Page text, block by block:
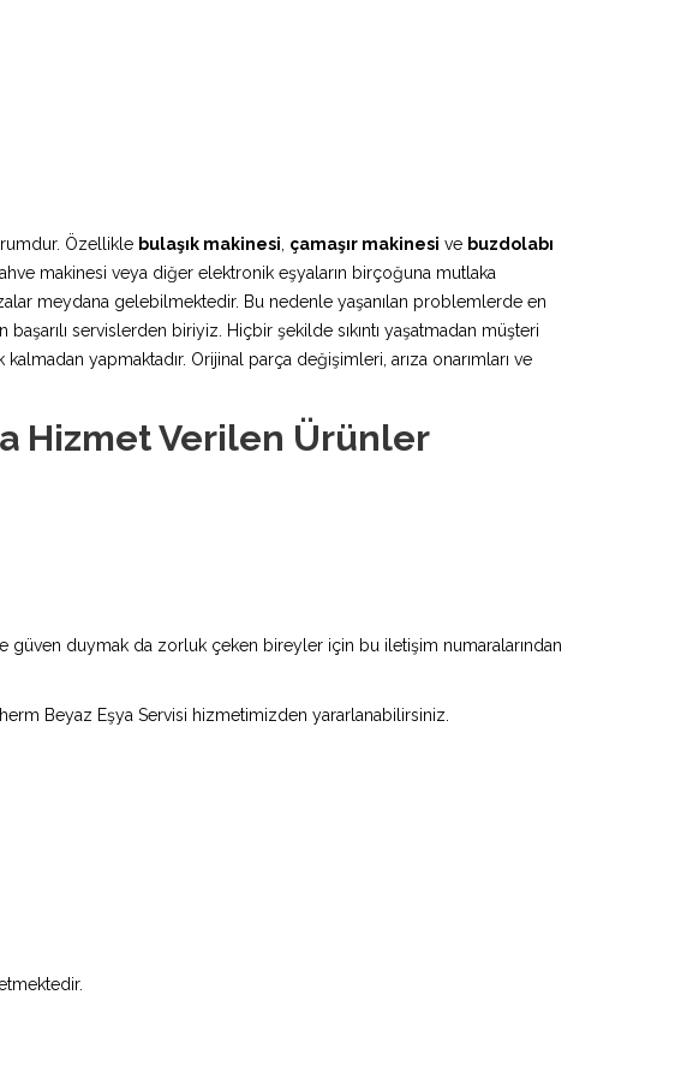
Özellikle bulaşık makinesi çamaşır makinesi ve buzdolabı
makinesi veya diğer elektronik eşyaların birçoğuna mutlaka
meydana gelebilmektedir. Bu nedenle yaşanılan problemlerde en
servislerden biriyiz. Hiçbir şekilde sıkıntı yaşatmadan müşteri
yapmaktadır. Orijinal parça değişimleri, arıza onarımları ve
Hizmet Verilen Ürünler
güven duymak da zorluk çeken bireyler için bu iletişim numaralarından
Beyaz Eşya Servisi hizmetimizden yararlanabilirsiniz.